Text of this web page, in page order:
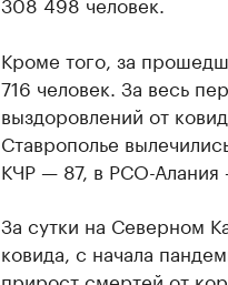
Кроме того, за
716 человек. За весь
выздоровлений от
Ставрополье
КЧР — 87, в РСО-
За сутки на Северном
ковида, с начала